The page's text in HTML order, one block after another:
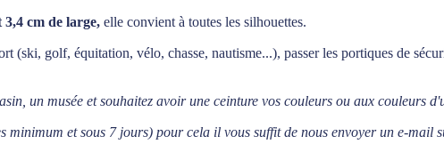
3,4 cm de large, elle convient à toutes les silhouettes.
(ski, golf, équitation, vélo, chasse, nautisme...), passer les portiques de
un musée et souhaitez avoir une ceinture vos couleurs ou aux couleurs
minimum et sous 7 jours) pour cela il vous suffit de nous envoyer un e-mail